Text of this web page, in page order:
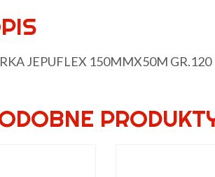
JEPUFLEX 150MMX50M GR.120